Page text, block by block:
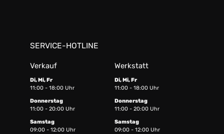
SERVICE-HOTLINE
Verkauf Werkstatt
Di, Mi, Fr
11:00 - 18:00 Uhr
Di, Mi, Fr
11:00 - 18:00 Uhr
Donnerstag
11:00 - 20:00 Uhr
Donnerstag
11:00 - 20:00 Uhr
Samstag
09:00 - 12:00 Uhr
Samstag
09:00 - 12:00 Uhr